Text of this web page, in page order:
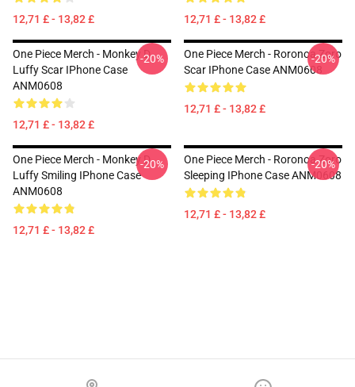
12,71 £ - 13,82 £ 12,71 £ - 13,82 £
One Piece Merch - Monkey D.
Luffy Scar IPhone Case
ANM0608
12,71 £ - 13,82 £
-20%
One Piece Merch - Roronoa Zoro
Scar IPhone Case ANM0608
12,71 £ - 13,82 £
-20%
One Piece Merch - Monkey D.
Luffy Smiling IPhone Case
ANM0608
12,71 £ - 13,82 £
-20%
One Piece Merch - Roronoa Zoro
Sleeping IPhone Case ANM0608
12,71 £ - 13,82 £
-20%